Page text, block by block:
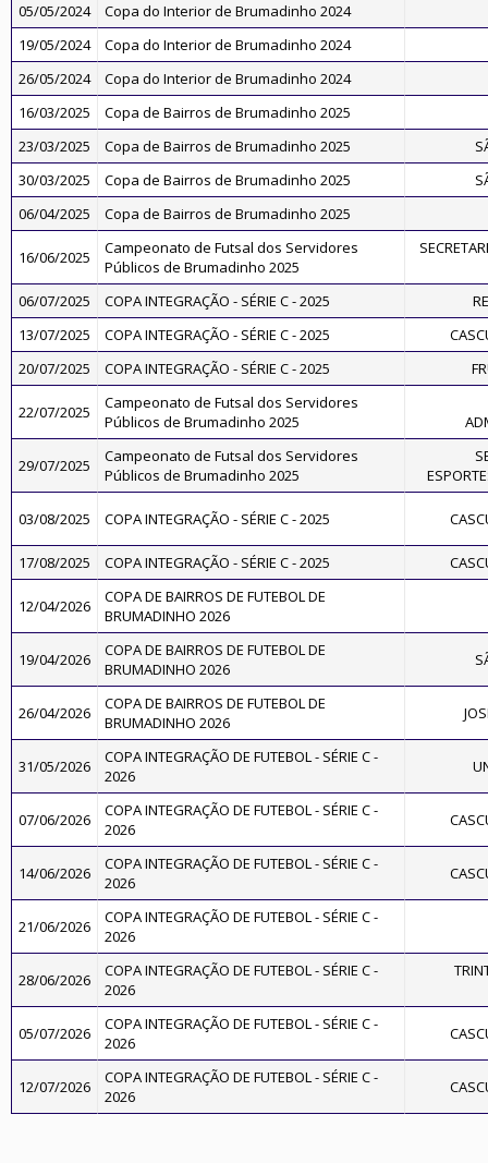
05/05/2024
Copa do Interior de Brumadinho 2024
19/05/2024
Copa do Interior de Brumadinho 2024
26/05/2024
Copa do Interior de Brumadinho 2024
16/03/2025
Copa de Bairros de Brumadinho 2025
23/03/2025
Copa de Bairros de Brumadinho 2025
30/03/2025
Copa de Bairros de Brumadinho 2025
06/04/2025
Copa de Bairros de Brumadinho 2025
16/06/2025
Campeonato de Futsal dos Servidores
Públicos de Brumadinho 2025
06/07/2025 COPA INTEGRAÇÃO - SÉRIE C - 2025
13/07/2025
COPA INTEGRAÇÃO - SÉRIE C - 2025
20/07/2025
COPA INTEGRAÇÃO - SÉRIE C - 2025
22/07/2025
Campeonato de Futsal dos Servidores
Públicos de Brumadinho 2025
29/07/2025
Campeonato de Futsal dos Servidores
Públicos de Brumadinho 2025
03/08/2025 COPA INTEGRAÇÃO - SÉRIE C - 2025
17/08/2025 COPA INTEGRAÇÃO - SÉRIE C - 2025
12/04/2026
COPA DE BAIRROS DE FUTEBOL DE
BRUMADINHO 2026
19/04/2026
COPA DE BAIRROS DE FUTEBOL DE
BRUMADINHO 2026
26/04/2026
COPA DE BAIRROS DE FUTEBOL DE
BRUMADINHO 2026
31/05/2026
COPA INTEGRAÇÃO DE FUTEBOL - SÉRIE C -
2026
07/06/2026
COPA INTEGRAÇÃO DE FUTEBOL - SÉRIE C -
2026
14/06/2026
COPA INTEGRAÇÃO DE FUTEBOL - SÉRIE C -
2026
21/06/2026
COPA INTEGRAÇÃO DE FUTEBOL - SÉRIE C -
2026
28/06/2026
COPA INTEGRAÇÃO DE FUTEBOL - SÉRIE C -
2026
05/07/2026
COPA INTEGRAÇÃO DE FUTEBOL - SÉRIE C -
2026
12/07/2026
COPA INTEGRAÇÃO DE FUTEBOL - SÉRIE C -
2026